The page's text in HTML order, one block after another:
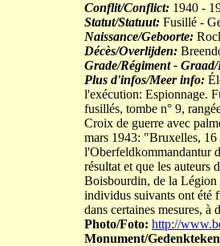
Conflit/Conflict: 1940 -
Statut/Statuut: Fusillé -
Naissance/Geboorte:
Décès/Overlijden:
Grade/Régiment -
Plus d'infos/Meer info:
l'exécution: Espionnage.
fusillés, tombe n° 9,
Croix de guerre avec
mars 1943: "Bruxelles, 16
l'Oberfeldkommandantur
résultat et que les auteurs
Boisbourdin, de la Légion
individus suivants ont été
dans certaines mesures,
Photo/Foto: http://
Monument/